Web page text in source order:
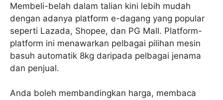
Membeli-belah dalam talian kini lebih mudah
dengan adanya platform e-dagang yang popular
seperti Lazada, Shopee, dan PG Mall. Platform-
platform ini menawarkan pelbagai pilihan mesin
basuh automatik 8kg daripada pelbagai jenama
dan penjual.
Anda boleh membandingkan harga, membaca